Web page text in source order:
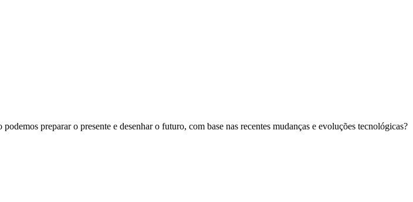
preparar o presente e desenhar o futuro, com base nas recentes mudanças e evoluções tecnológicas?